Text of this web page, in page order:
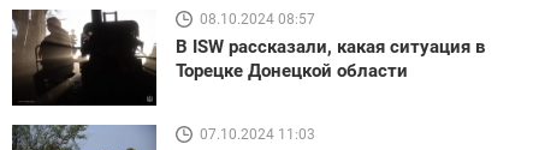
08.10.2024 08:57
В ISW рассказали, какая ситуация в
Торецке Донецкой области
07.10.2024 11:03